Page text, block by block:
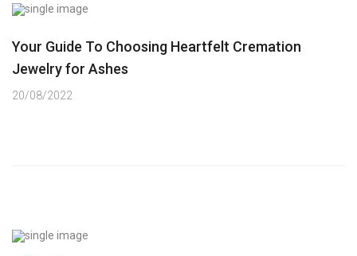
Your Guide To Choosing Heartfelt Cremation
Jewelry for Ashes
20/08/2022